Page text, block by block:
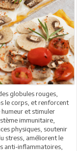
globules rouges,
le corps, et renforcent
et stimuler
immunitaire,
physiques, soutenir
stress, améliorent le
anti-inflammatoires,